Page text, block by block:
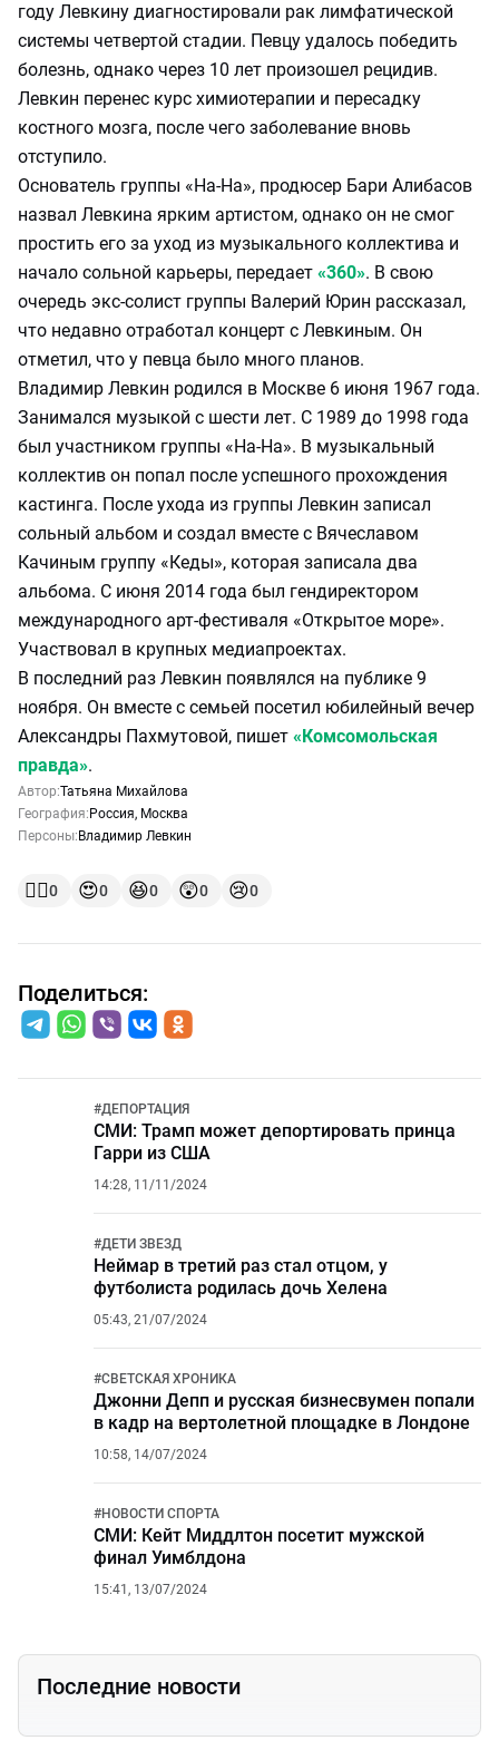
году Левкину диагностировали рак лимфатической
системы четвертой стадии. Певцу удалось победить
болезнь, однако через 10 лет произошел рецидив.
Левкин перенес курс химиотерапии и пересадку
костного мозга, после чего заболевание вновь
отступило.
Основатель группы «На-На», продюсер Бари Алибасов
назвал Левкина ярким артистом, однако он не смог
простить его за уход из музыкального коллектива и
начало сольной карьеры, передает «360». В свою
очередь экс-солист группы Валерий Юрин рассказал,
что недавно отработал концерт с Левкиным. Он
отметил, что у певца было много планов.
Владимир Левкин родился в Москве 6 июня 1967 года.
Занимался музыкой с шести лет. С 1989 до 1998 года
был участником группы «На-На». В музыкальный
коллектив он попал после успешного прохождения
кастинга. После ухода из группы Левкин записал
сольный альбом и создал вместе с Вячеславом
Качиным группу «Кеды», которая записала два
альбома. С июня 2014 года был гендиректором
международного арт-фестиваля «Открытое море».
Участвовал в крупных медиапроектах.
В последний раз Левкин появлялся на публике 9
ноября. Он вместе с семьей посетил юбилейный вечер
Александры Пахмутовой, пишет «Комсомольская
правда».
Автор:Татьяна Михайлова
География: Россия, Москва
Персоны: Владимир Левкин
👍🏻0 😍0 😆0 😲0 😢0
Поделиться:
#ДЕПОРТАЦИЯ
СМИ: Трамп может депортировать принца
Гарри из США
14:28, 11/11/2024
#ДЕТИ ЗВЕЗД
Неймар в третий раз стал отцом, у
футболиста родилась дочь Хелена
05:43, 21/07/2024
#СВЕТСКАЯ ХРОНИКА
Джонни Депп и русская бизнесвумен попали
в кадр на вертолетной площадке в Лондоне
10:58, 14/07/2024
#НОВОСТИ СПОРТА
СМИ: Кейт Миддлтон посетит мужской
финал Уимблдона
15:41, 13/07/2024
Последние новости